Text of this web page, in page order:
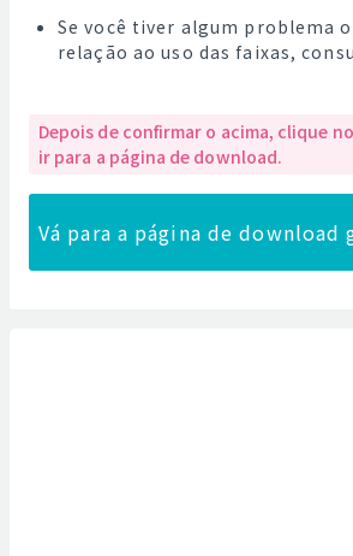
Se você tiver algum problema
relação ao uso das faixas,
Depois de confirmar o acima, clique
ir para a página de download.
Vá para a página de